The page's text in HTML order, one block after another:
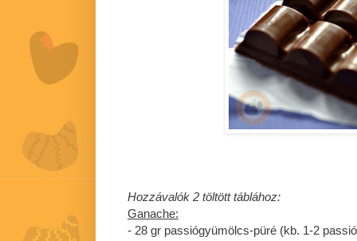
Hozzávalók 2 töltött táblához:
Ganache:
- 28 gr passiógyümölcs-püré (kb. 1-2